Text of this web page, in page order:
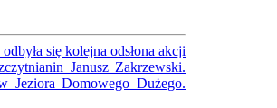
się kolejna odsłona akcji
Janusz Zakrzewski.
Jeziora Domowego Dużego.